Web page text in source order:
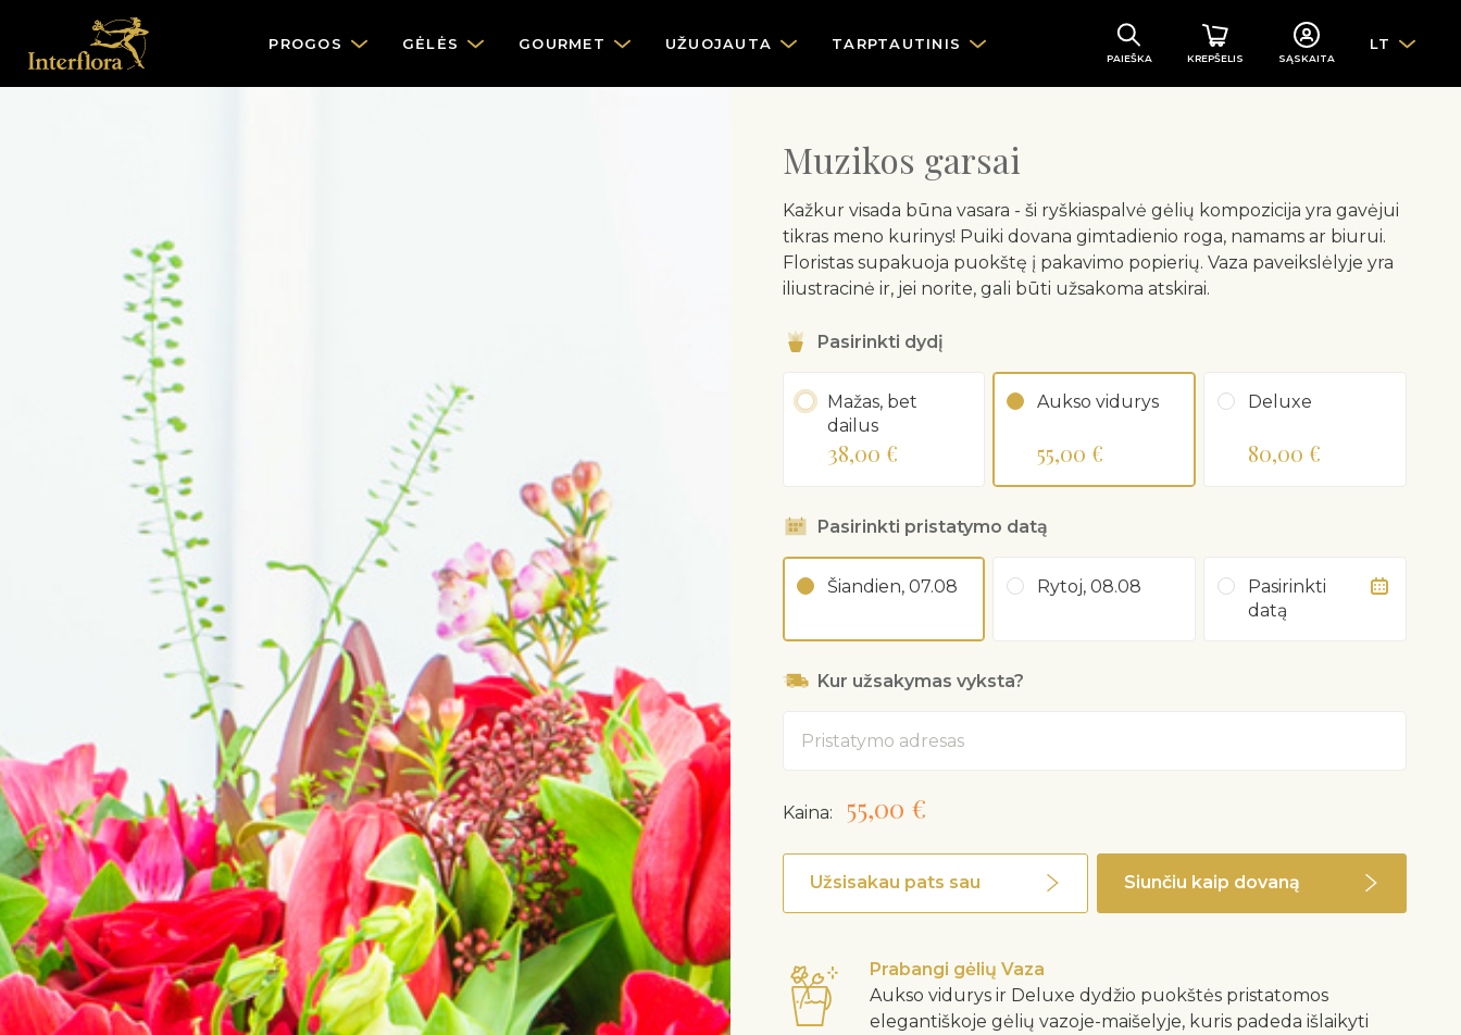
PROGOS GĖLĖS GOURMET UŽUOJAUTA TARPTAUTINIS
PAIEŠKA KREPŠELIS SĄSKAITA
LT
Muzikos garsai
Kažkur visada būna vasara - ši ryškiaspalvė gėlių kompozicija yra gavėjui
tikras meno kurinys! Puiki dovana gimtadienio roga, namams ar biurui.
Floristas supakuoja puokštę į pakavimo popierių. Vaza paveikslėlyje yra
iliustracinė ir, jei norite, gali būti užsakoma atskirai.
Pasirinkti dydį
Mažas, bet
dailus
38,00 €
Aukso vidurys
55,00 €
Deluxe
80,00 €
Pasirinkti pristatymo datą
Šiandien, 07.08 Rytoj, 08.08
Pasirinkti
datą
Kur užsakymas vyksta?
Kaina: 55,00 €
Užsisakau pats sau Siunčiu kaip dovaną
Prabangi gėlių Vaza
Aukso vidurys ir Deluxe dydžio puokštės pristatomos
elegantiškoje gėlių vazoje-maišelyje, kuris padeda išlaikyti